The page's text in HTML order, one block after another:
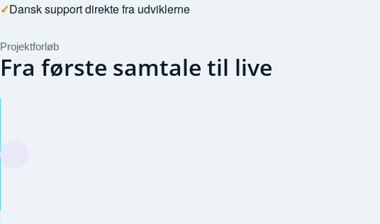
✓Dansk support direkte fra udviklerne
Projektforløb
Fra første samtale til live